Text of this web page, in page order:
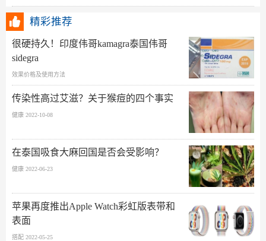
精彩推荐
很硬持久！印度伟哥kamagra泰国伟哥
sidegra
效果价格及使用方法
传染性高过艾滋？关于猴痘的四个事实
健康 2022-10-08
在泰国吸食大麻回国是否会受影响？
健康 2022-06-23
苹果再度推出Apple Watch彩虹版表带和
表面
搭配 2022-05-25